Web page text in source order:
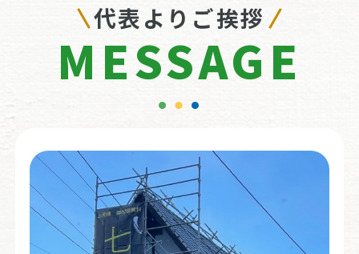
代表よりご挨拶
MESSAGE